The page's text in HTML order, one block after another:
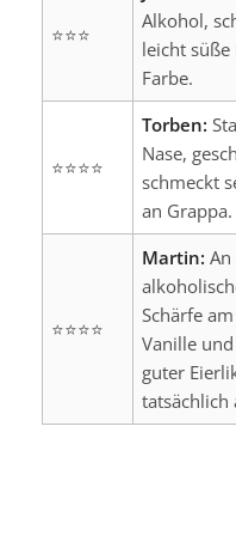
⭐⭐⭐
Alkohol,
leicht
Farbe.
⭐⭐⭐⭐
Torben:
Nase,
schmeckt
an Grappa.
⭐⭐⭐⭐
Martin:
Schärfe
Vanille
guter
tatsächlich